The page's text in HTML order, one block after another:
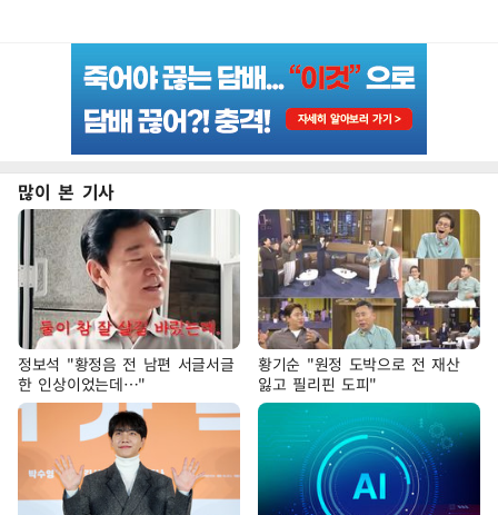
많이 본 기사
정보석 "황정음 전 남편 서글서글
한 인상이었는데…"
황기순 "원정 도박으로 전 재산
잃고 필리핀 도피"